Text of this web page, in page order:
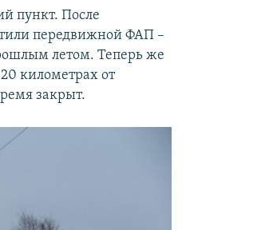
пункт. После
передвижной ФАП –
летом. Теперь же
километрах от
закрыт.